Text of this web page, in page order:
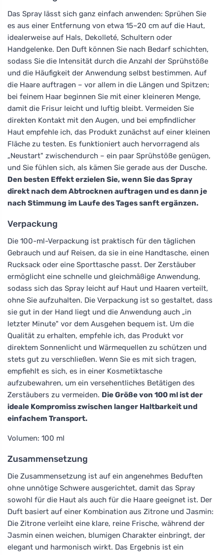
Das Spray lässt sich ganz einfach anwenden: Sprühen Sie
es aus einer Entfernung von etwa 15–20 cm auf die Haut,
idealerweise auf Hals, Dekolleté, Schultern oder
Handgelenke. Den Duft können Sie nach Bedarf schichten,
sodass Sie die Intensität durch die Anzahl der Sprühstöße
und die Häufigkeit der Anwendung selbst bestimmen. Auf
die Haare auftragen – vor allem in die Längen und Spitzen;
bei feinem Haar beginnen Sie mit einer kleineren Menge,
damit die Frisur leicht und luftig bleibt. Vermeiden Sie
direkten Kontakt mit den Augen, und bei empfindlicher
Haut empfehle ich, das Produkt zunächst auf einer kleinen
Fläche zu testen. Es funktioniert auch hervorragend als
„Neustart" zwischendurch – ein paar Sprühstöße genügen,
und Sie fühlen sich, als kämen Sie gerade aus der Dusche.
Den besten Effekt erzielen Sie, wenn Sie das Spray
direkt nach dem Abtrocknen auftragen und es dann je
nach Stimmung im Laufe des Tages sanft ergänzen.
Verpackung
Die 100-ml-Verpackung ist praktisch für den täglichen
Gebrauch und auf Reisen, da sie in eine Handtasche, einen
Rucksack oder eine Sporttasche passt. Der Zerstäuber
ermöglicht eine schnelle und gleichmäßige Anwendung,
sodass sich das Spray leicht auf Haut und Haaren verteilt,
ohne Sie aufzuhalten. Die Verpackung ist so gestaltet, dass
sie gut in der Hand liegt und die Anwendung auch „in
letzter Minute" vor dem Ausgehen bequem ist. Um die
Qualität zu erhalten, empfehle ich, das Produkt vor
direktem Sonnenlicht und Wärmequellen zu schützen und
stets gut zu verschließen. Wenn Sie es mit sich tragen,
empfiehlt es sich, es in einer Kosmetiktasche
aufzubewahren, um ein versehentliches Betätigen des
Zerstäubers zu vermeiden. Die Größe von 100 ml ist der
ideale Kompromiss zwischen langer Haltbarkeit und
einfachem Transport.
Volumen: 100 ml
Zusammensetzung
Die Zusammensetzung ist auf ein angenehmes Beduften
ohne unnötige Schwere ausgerichtet, damit das Spray
sowohl für die Haut als auch für die Haare geeignet ist. Der
Duft basiert auf einer Kombination aus Zitrone und Jasmin:
Die Zitrone verleiht eine klare, reine Frische, während der
Jasmin einen weichen, blumigen Charakter einbringt, der
elegant und harmonisch wirkt. Das Ergebnis ist ein